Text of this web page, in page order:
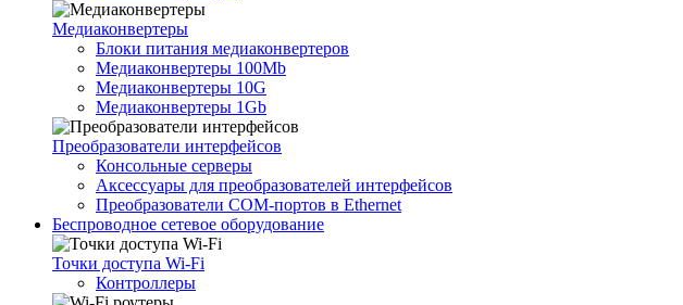
Медиаконвертеры
Блоки питания медиаконвертеров
Медиаконвертеры 100Mb
Медиаконвертеры 10G
Медиаконвертеры 1Gb
Преобразователи интерфейсов
Консольные серверы
Аксессуары для преобразователей интерфейсов
Преобразователи COM-портов в Ethernet
Беспроводное сетевое оборудование
Точки доступа Wi-Fi
Контроллеры